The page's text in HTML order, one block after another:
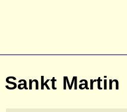
Sankt Martin